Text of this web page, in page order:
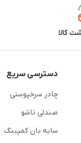
کالا
دسترسی سریع
چادر سرخپوستی
صندلی تاشو
سایه بان کمپینگ